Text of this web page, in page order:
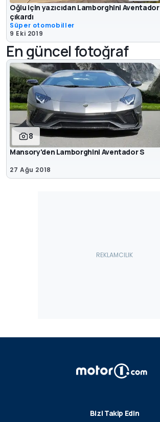
Oğlu için yazıcıdan Lamborghini Aventador
çıkardı
Süper otomobiller
9 Eki 2019
En güncel fotoğraf
8
Mansory'den Lamborghini Aventador S
27 Ağu 2018
Bizi Takip Edin